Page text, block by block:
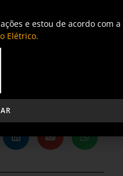
solar fotovoltaica. A
ainda mais
e EDP Renováveis.
o lançamento de
e estou de acordo com a
Elétrico.